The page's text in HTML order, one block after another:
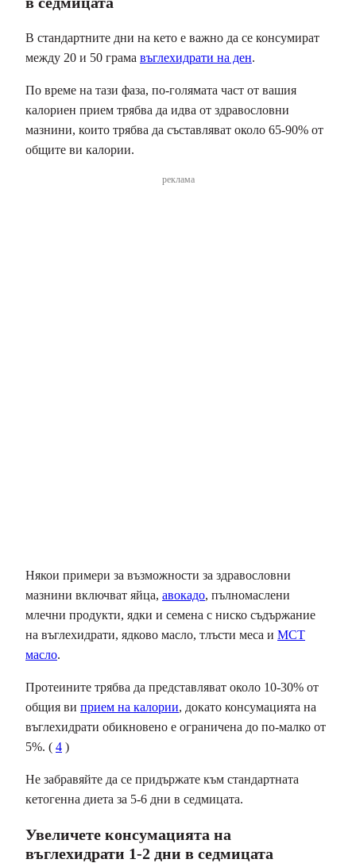
В стандартните дни на кето е важно да се консумират
между 20 и 50 грама въглехидрати на ден.
По време на тази фаза, по-голямата част от вашия
калориен прием трябва да идва от здравословни
мазнини, които трябва да съставляват около 65-90% от
общите ви калории.
реклама
Някои примери за възможности за здравословни
мазнини включват яйца, авокадо, пълномаслени
млечни продукти, ядки и семена с ниско съдържание
на въглехидрати, ядково масло, тлъсти меса и MCT
масло.
Протеините трябва да представляват около 10-30% от
общия ви прием на калории, докато консумацията на
въглехидрати обикновено е ограничена до по-малко от
5%. ( 4 )
Не забравяйте да се придържате към стандартната
кетогенна диета за 5-6 дни в седмицата.
Увеличете консумацията на
въглехидрати 1-2 дни в седмицата